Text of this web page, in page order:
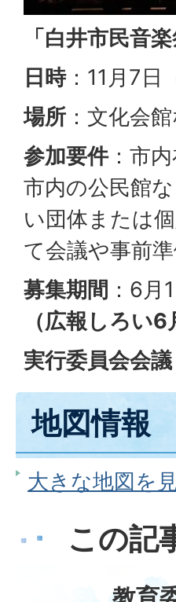
「白井市民音
日時：11月7日
場所 ：文化会
参加要件：市
市内の公民館
い団体または
て会議や事前
募集期間 ：6
（広報しろい6
実行委員会会議
地図情報
大きな地図を
この記